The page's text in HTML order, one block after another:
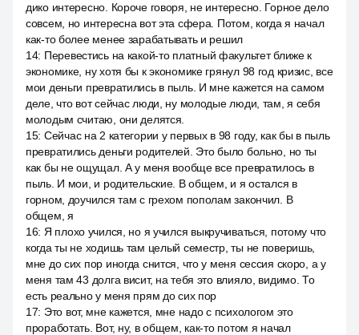
дико интересно. Короче говоря, не интересно. Горное дело
совсем, но интересна вот эта сфера. Потом, когда я начал
как-то более менее зарабатывать и решил
14: Перевестись на какой-то платный факультет ближе к
экономике, ну хотя бы к экономике грянул 98 год кризис, все
мои деньги превратились в пыль. И мне кажется на самом
деле, что вот сейчас люди, ну молодые люди, там, я себя
молодым считаю, они делятся.
15: Сейчас на 2 категории у первых в 98 году, как бы в пыль
превратились деньги родителей. Это было больно, но ты
как бы не ощущал. А у меня вообще все превратилось в
пыль. И мои, и родительские. В общем, и я остался в
горном, доучился там с грехом пополам закончил. В
общем, я
16: Я плохо учился, но я учился выкручиваться, потому что
когда ты не ходишь там целый семестр, ты не поверишь,
мне до сих пор иногда снится, что у меня сессия скоро, а у
меня там 43 долга висит, на тебя это влияло, видимо. То
есть реально у меня прям до сих пор
17: Это вот, мне кажется, мне надо с психологом это
проработать. Вот, ну, в общем, как-то потом я начал